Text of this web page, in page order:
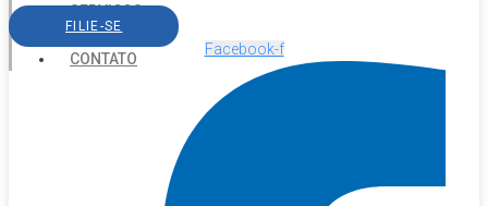
SERVIÇOS
AGENDA
CONTATO
FILIE-SE
Facebook-f